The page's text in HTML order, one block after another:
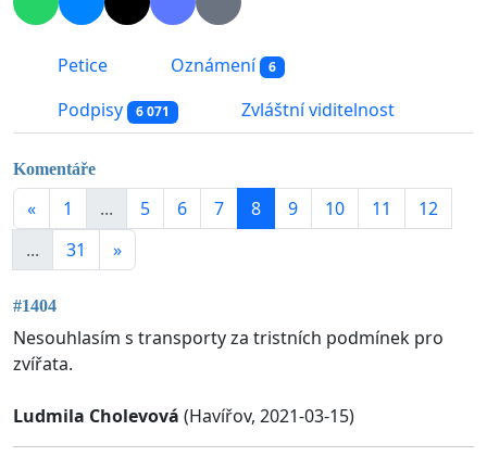
Petice Oznámení 6
Podpisy 6 071 Zvláštní viditelnost
Komentáře
« 1 ... 5 6 7 8 9 10 11
12
...
31 »
#1404
Nesouhlasím s transporty za tristních podmínek pro
zvířata.
Ludmila Cholevová (Havířov, 2021-03-15)